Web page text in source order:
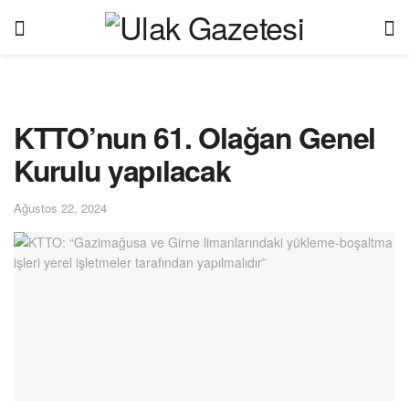
KTTO’nun 61. Olağan Genel
Kurulu yapılacak
Ağustos 22, 2024